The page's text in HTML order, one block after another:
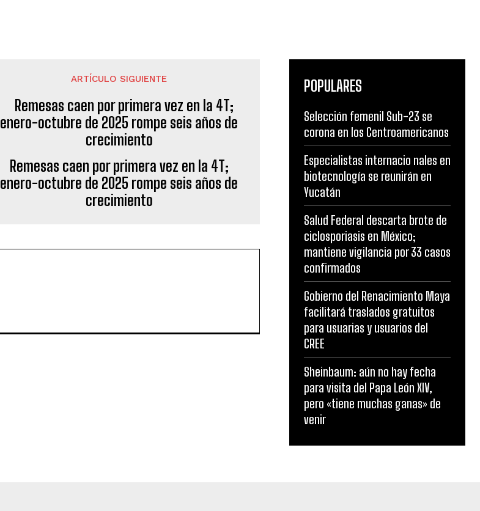
ARTÍCULO SIGUIENTE
Remesas caen por primera vez en la 4T;
enero-octubre de 2025 rompe seis años de
crecimiento
POPULARES
Selección femenil Sub-23 se
corona en los Centroamericanos
Especialistas internacio nales en
biotecnología se reunirán en
Yucatán
Salud Federal descarta brote de
ciclosporiasis en México;
mantiene vigilancia por 33 casos
confirmados
Gobierno del Renacimiento Maya
facilitará traslados gratuitos
para usuarias y usuarios del
CREE
Sheinbaum: aún no hay fecha
para visita del Papa León XIV,
pero «tiene muchas ganas» de
venir